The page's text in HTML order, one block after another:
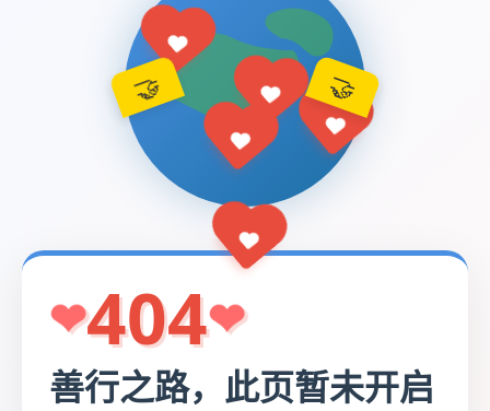
🤝 🤝
404
善行之路，此页暂未开启